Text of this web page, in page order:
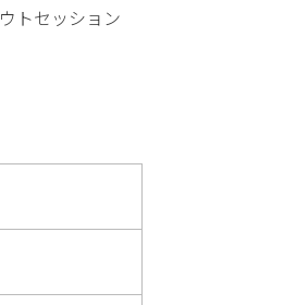
トセッション